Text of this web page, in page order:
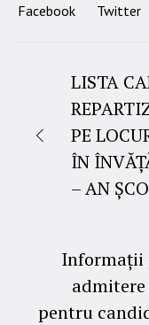
Facebook Twitter
LISTA
PE
ÎN
– AN
Informații
pentru